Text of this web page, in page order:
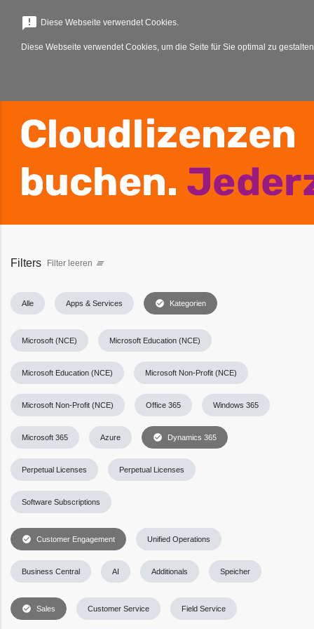
menu
Filters Filter leeren clear_all
Alle Apps & Services check_circle Kategorien
Microsoft (NCE) Microsoft Education (NCE)
Microsoft Education (NCE) Microsoft Non-Profit (NCE)
Microsoft Non-Profit (NCE) Office 365 Windows 365
Microsoft 365 Azure check_circle Dynamics 365
check_circle Customer Engagement
check_circle Sales Customer Service Field Service
Unified Operations
Business Central AI Additionals Speicher
Perpetual Licenses Perpetual Licenses
Software Subscriptions
announcement Diese Webseite verwendet Cookies.
Diese Webseite verwendet Cookies, um die Seite für Sie optimal zu